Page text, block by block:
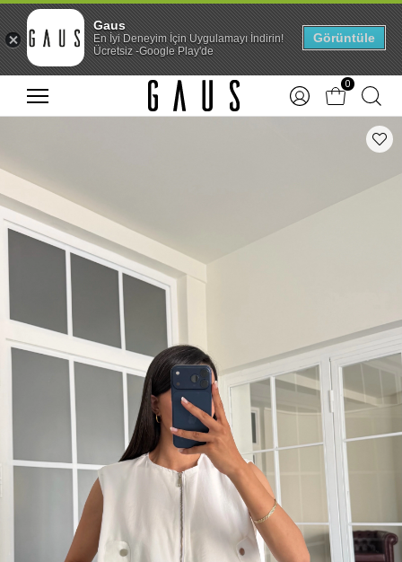
0
Gaus
En İyi Deneyim İçin Uygulamayı İndirin!
Ücretsiz -Google Play'de
Görüntüle